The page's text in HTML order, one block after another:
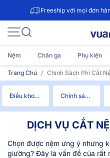
Freeship với mọi đơn
Nệm Chăn ga Phụ kiện
Trang Chủ Chính Sách Phí Cắt
Điều khoản & Điều kiện Chính sách bảo mật
DỊCH VỤ CẮT
Chọn được nệm ưng ý nhưng
giường? Đây là vấn đề của rất